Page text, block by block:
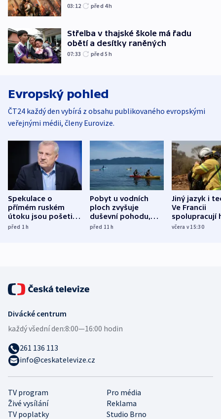
03:12 před 4h
Střelba v thajské škole má řadu
obětí a desítky raněných
07:33 před 5h
Evropský pohled
ČT24 každý den vybírá z obsahu publikovaného evropskými
veřejnými médii, členy Eurovize.
Spekulace o
přímém ruském
útoku jsou pošetilé,
míní estonský
před 1h
Pobyt u vodních
ploch zvyšuje
duševní pohodu,
ukázala
před 11h
Jiný jazyk i
Ve Francii
spolupracují
různých zemí
včera v 15:30
TV program
Pro média
Živé vysílání
Reklama
TV poplatky
Studio Brno
Divácké centrum
každý všední den:8:00—16:00 hodin
261 136 113
info@ceskatelevize.cz